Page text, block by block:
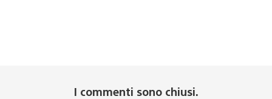
I commenti sono chiusi.